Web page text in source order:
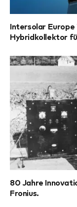
Intersolar
Hybridkollektor
80 Jahre
Fronius.